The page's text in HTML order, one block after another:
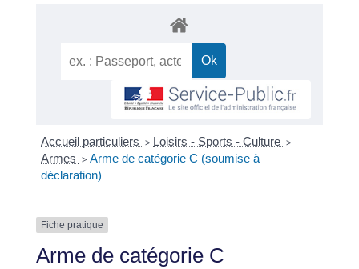
Accueil particuliers > Loisirs - Sports - Culture >
Armes > Arme de catégorie C (soumise à
déclaration)
Fiche pratique
Arme de catégorie C